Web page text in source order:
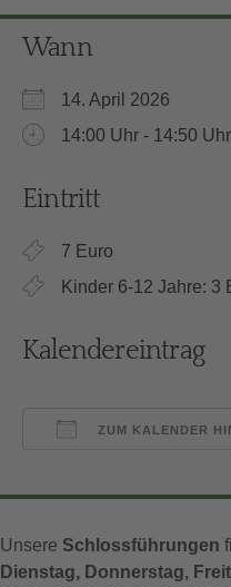
Wann
14. April 2026
14:00 Uhr - 14:50 Uhr
Eintritt
7 Euro
Kinder 6-12 Jahre: 3
Kalendereintrag
ZUM KALENDER
Unsere Schlossführungen
Dienstag, Donnerstag,